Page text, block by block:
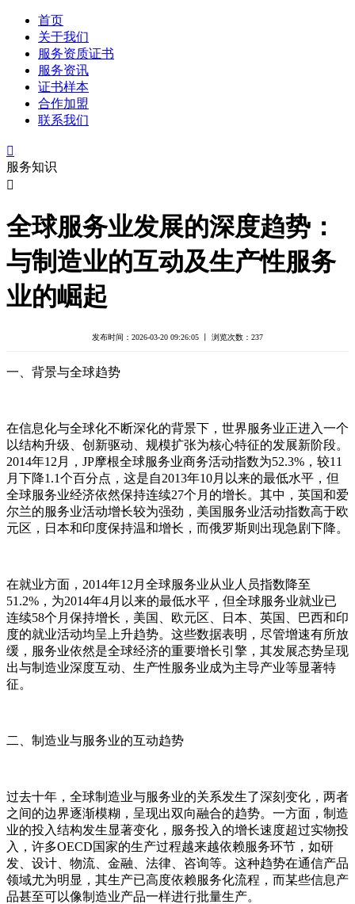
首页
关于我们
服务资质证书
服务资讯
证书样本
合作加盟
联系我们

服务知识

全球服务业发展的深度趋势：
与制造业的互动及生产性服务
业的崛起
发布时间：2026-03-20 09:26:05 丨 浏览次数： 237
一、背景与全球趋势
在信息化与全球化不断深化的背景下，世界服务业正进入一个
以结构升级、创新驱动、规模扩张为核心特征的发展新阶段。
2014年12月，JP摩根全球服务业商务活动指数为52.3%，较11
月下降1.1个百分点，这是自2013年10月以来的最低水平，但
全球服务业经济依然保持连续27个月的增长。其中，英国和爱
尔兰的服务业活动增长较为强劲，美国服务业活动指数高于欧
元区，日本和印度保持温和增长，而俄罗斯则出现急剧下降。
在就业方面，2014年12月全球服务业从业人员指数降至
51.2%，为2014年4月以来的最低水平，但全球服务业就业已
连续58个月保持增长，美国、欧元区、日本、英国、巴西和印
度的就业活动均呈上升趋势。这些数据表明，尽管增速有所放
缓，服务业依然是全球经济的重要增长引擎，其发展态势呈现
出与制造业深度互动、生产性服务业成为主导产业等显著特
征。
二、制造业与服务业的互动趋势
过去十年，全球制造业与服务业的关系发生了深刻变化，两者
之间的边界逐渐模糊，呈现出双向融合的趋势。一方面，制造
业的投入结构发生显著变化，服务投入的增长速度超过实物投
入，许多OECD国家的生产过程越来越依赖服务环节，如研
发、设计、物流、金融、法律、咨询等。这种趋势在通信产品
领域尤为明显，其生产已高度依赖服务化流程，而某些信息产
品甚至可以像制造业产品一样进行批量生产。